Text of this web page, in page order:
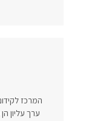
המרכז
ערך עליון